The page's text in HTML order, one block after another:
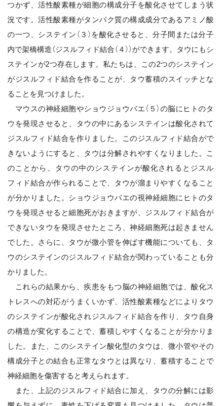
つかず、活性酸素種が細胞の構成分子を酸化させてしまう状
況です。活性酸素種がタンパク質の構成成分であるアミノ酸
の一つ、システイン（３）を酸化させると、分子間または分子
内で架橋構造（ジスルフィド結合（４））ができます。タウにもシ
ステインが2つ存在します。私たちは、この2つのシステイン
がジスルフィド結合を作ることが、タウ蓄積のスイッチとな
ることを見つけました。
マウスの神経細胞やショウジョウバエ（５）の脳にヒトのタ
ウを発現させると、タウの中にあるシステインは酸化されて
ジスルフィド結合を作りました。このジスルフィド結合がで
きないようにすると、タウは分解されやすくなりました。こ
のことから、タウの中のシステインが酸化されるとジスル
フィド結合が作られることで、タウが溜まりやすくなること
が分かりました。ショウジョウバエの視神経細胞にヒトのタ
ウを発現させると細胞死がおきますが、ジスルフィド結合が
できないタウを発現させたところ、神経細胞死は起きません
でした。さらに、タウが微小管を伸ばす機能についても、タ
ウのシステインのジスルフィド結合が関わっていることも分
かりました。
これらの結果から、疾患をもつ脳の神経細胞では、酸化ス
トレスへの対応がうまくいかず、活性酸素種などによりタウ
のシステインが酸化されジスルフィド結合を作り、タウ自身
の構造が変化することで、蓄積しやすくなることが分かりま
した。また、このシステイン酸化型のタウは、微小管やその
構成分子との結合も正常なタウとは異なり、蓄積することで
神経細胞を傷害すると考えられます。
また、上記のジスルフィド結合に加え、タウの分解には影